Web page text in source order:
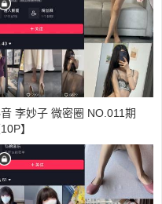
李妙子 微密圈 NO.011期
10P】